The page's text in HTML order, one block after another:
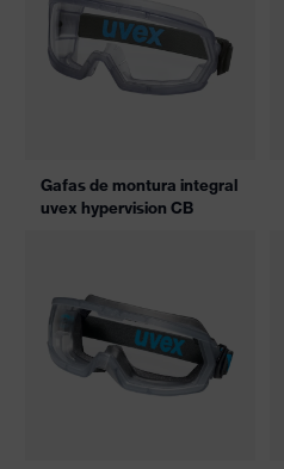
Gafas de montura integral
uvex hypervision CB